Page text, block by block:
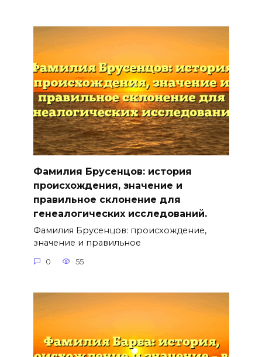
Фамилия Брусенцов: история
происхождения, значение и
правильное склонение для
генеалогических исследований.
Фамилия Брусенцов: происхождение,
значение и правильное
0 55